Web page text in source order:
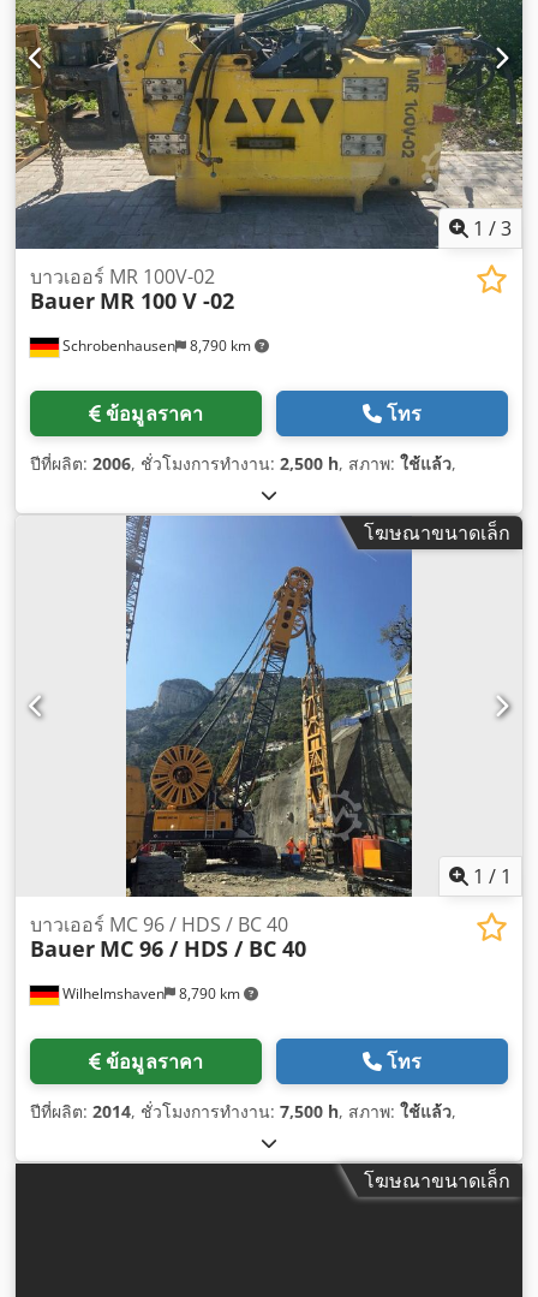
1 /3
Schrobenhausen 8,790 km
บาวเออร์ MR 100V-02
Bauer MR 100 V -02
ข้อมูลราคา โทร
ปีที่ผลิต: 2006, ชั่วโมงการทำงาน: 2,500 h, สภาพ: ใช้แล้ว,
โฆษณาขนาดเล็ก
1 / 1
Wilhelmshaven 8,790 km
บาวเออร์ MC 96 / HDS / BC 40
Bauer MC 96 / HDS / BC 40
ข้อมูลราคา โทร
ปีที่ผลิต: 2014, ชั่วโมงการทำงาน: 7,500 h, สภาพ: ใช้แล้ว,
โฆษณาขนาดเล็ก